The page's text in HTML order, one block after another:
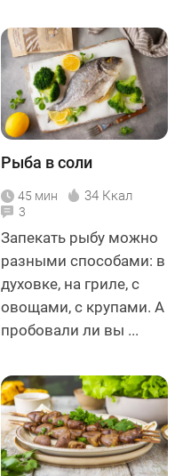
Рыба в соли
45 мин 34 Ккал
3
Запекать рыбу можно
разными способами: в
духовке, на гриле, с
овощами, с крупами. А
пробовали ли вы ...